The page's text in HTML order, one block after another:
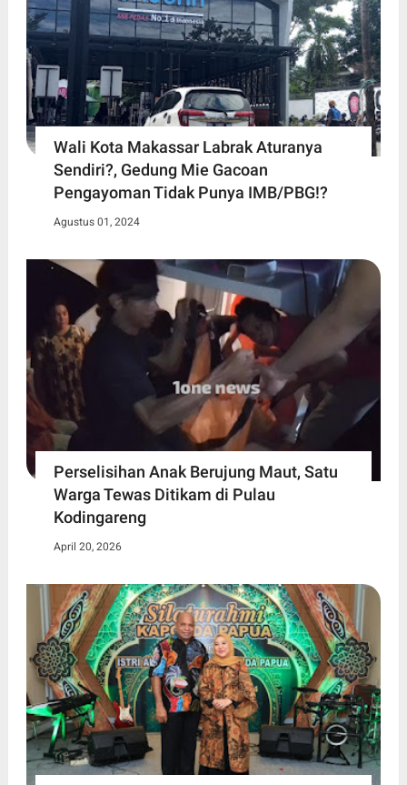
Wali Kota Makassar Labrak Aturanya
Sendiri?, Gedung Mie Gacoan
Pengayoman Tidak Punya IMB/PBG!?
Agustus 01, 2024
Perselisihan Anak Berujung Maut, Satu
Warga Tewas Ditikam di Pulau
Kodingareng
April 20, 2026